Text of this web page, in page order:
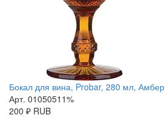
Бокал для вина, Probar, 280 мл, Амбер
Арт. 01050511%
200 ₽ RUB